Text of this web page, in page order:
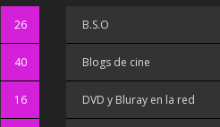
26
40
16
B.S.O
Blogs de cine
DVD y Bluray en la red